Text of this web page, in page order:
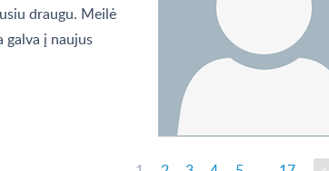
draugu. Meilė
į naujus